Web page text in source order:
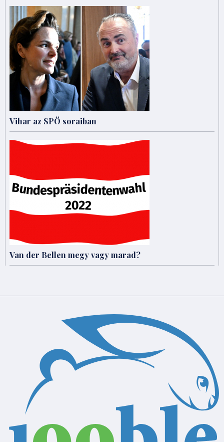
Vihar az SPÖ soraiban
Van der Bellen megy vagy marad?